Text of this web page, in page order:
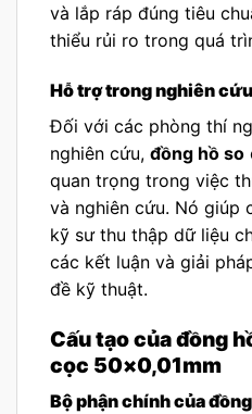
và lắp ráp đúng tiêu
thiểu rủi ro trong quá
Hỗ trợ trong nghiên
Đối với các phòng thí
nghiên cứu, đồng hồ so
quan trọng trong việc
và nghiên cứu. Nó giúp
kỹ sư thu thập dữ liệu
các kết luận và giải
đề kỹ thuật.
Cấu tạo của đồng
cọc 50×0,01mm
Bộ phận chính của